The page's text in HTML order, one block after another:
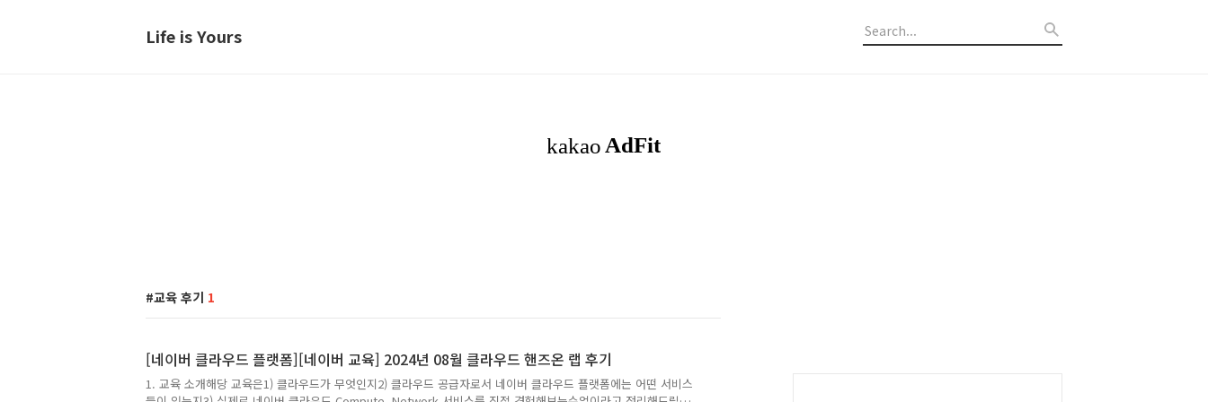
Life is Yours
교육 후기 1
[네이버 클라우드 플랫폼][네이버 교육] 2024년 08월 클라우드 핸즈온 랩 후기
1. 교육 소개해당 교육은1) 클라우드가 무엇인지2) 클라우드 공급자로서 네이버 클라우드 플랫폼에는 어떤 서비스